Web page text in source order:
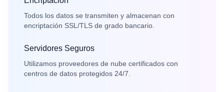
Todos los datos se transmiten y almacenan con
encriptación SSL/TLS de grado bancario.
Servidores Seguros
Utilizamos proveedores de nube certificados con
centros de datos protegidos 24/7.